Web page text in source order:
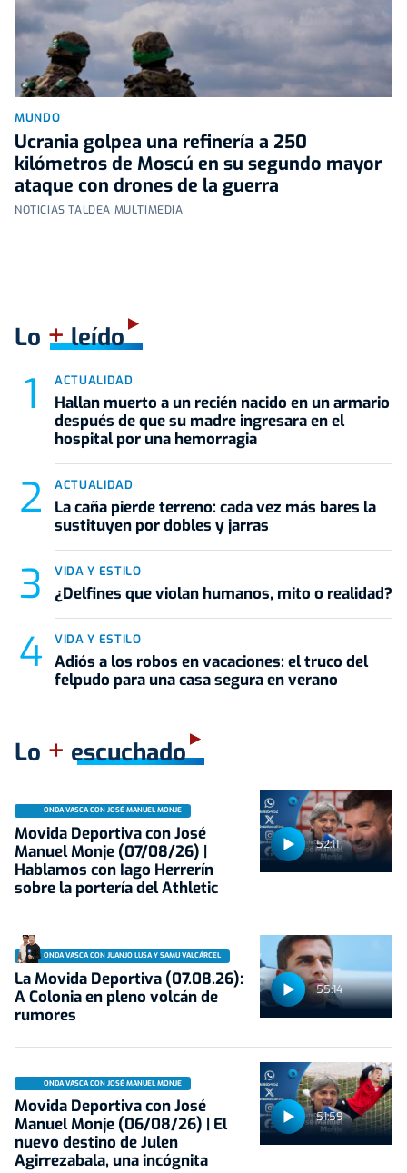
MUNDO
Ucrania golpea una refinería a 250
kilómetros de Moscú en su segundo mayor
ataque con drones de la guerra
NOTICIAS TALDEA MULTIMEDIA
Lo +leído
ACTUALIDAD
Hallan muerto a un recién nacido en un armario
después de que su madre ingresara en el
hospital por una hemorragia
ACTUALIDAD
La caña pierde terreno: cada vez más bares la
sustituyen por dobles y jarras
VIDA Y ESTILO
¿Delfines que violan humanos, mito o realidad?
VIDA Y ESTILO
Adiós a los robos en vacaciones: el truco del
felpudo para una casa segura en verano
Lo + escuchado
52:11
ONDA VASCA CON JOSÉ MANUEL MONJE
Movida Deportiva con José
Manuel Monje (07/08/26) |
Hablamos con Iago Herrerín
sobre la portería del Athletic
55:14
ONDA VASCA CON JUANJO LUSA Y SAMU VALCÁRCEL
La Movida Deportiva (07.08.26):
A Colonia en pleno volcán de
rumores
51:59
ONDA VASCA CON JOSÉ MANUEL MONJE
Movida Deportiva con José
Manuel Monje (06/08/26) | El
nuevo destino de Julen
Agirrezabala, una incógnita